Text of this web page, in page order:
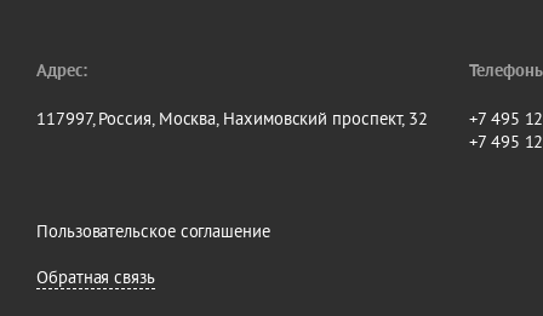
Адрес:
117997, Россия, Москва, Нахимовский проспект, 32
+7 495
+7 495
Пользовательское соглашение
Обратная связь